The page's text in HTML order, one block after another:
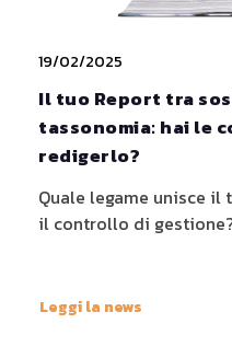
19/02/2025
Il tuo Report tra
tassonomia: hai le
redigerlo?
Quale legame unisce
il controllo di
Leggi la news